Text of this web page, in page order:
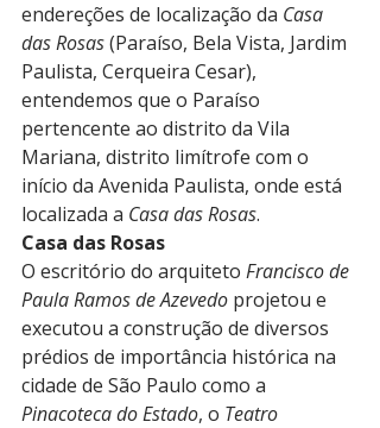
endereções de localização da Casa
das Rosas (Paraíso, Bela Vista, Jardim
Paulista, Cerqueira Cesar),
entendemos que o Paraíso
pertencente ao distrito da Vila
Mariana, distrito limítrofe com o
início da Avenida Paulista, onde está
localizada a Casa das Rosas.
Casa das Rosas
O escritório do arquiteto Francisco de
Paula Ramos de Azevedo projetou e
executou a construção de diversos
prédios de importância histórica na
cidade de São Paulo como a
Pinacoteca do Estado, o Teatro